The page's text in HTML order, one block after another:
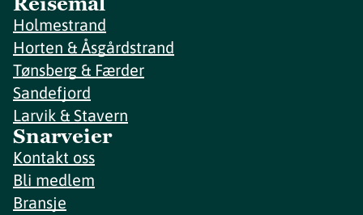
Holmestrand
Horten & Åsgårdstrand
Tønsberg & Færder
Sandefjord
Larvik & Stavern
Snarveier
Kontakt oss
Bli medlem
Bransje